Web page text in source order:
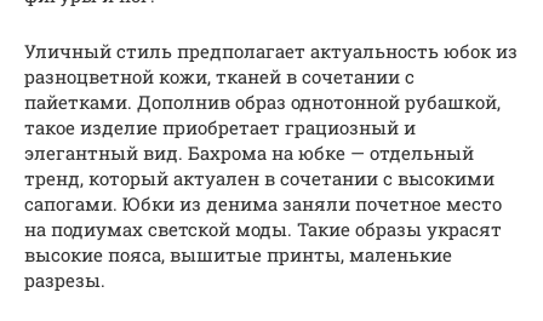
Уличный стиль предполагает актуальность юбок из
разноцветной кожи, тканей в сочетании с
пайетками. Дополнив образ однотонной рубашкой,
такое изделие приобретает грациозный и
элегантный вид. Бахрома на юбке — отдельный
тренд, который актуален в сочетании с высокими
сапогами. Юбки из денима заняли почетное место
на подиумах светской моды. Такие образы украсят
высокие пояса, вышитые принты, маленькие
разрезы.